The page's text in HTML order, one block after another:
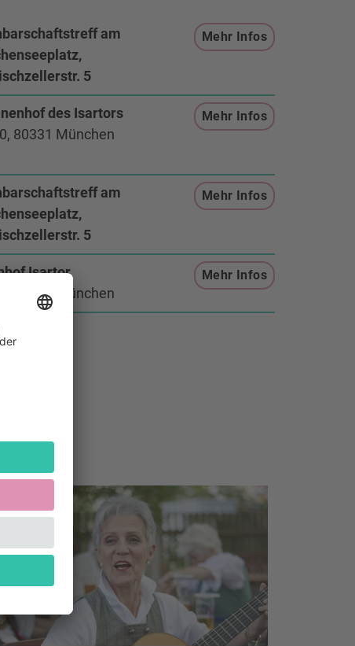
am
5
Mehr Infos
des Isartors
80331 München
Mehr Infos
am
5
Mehr Infos
Isartor
80331 München
Mehr Infos